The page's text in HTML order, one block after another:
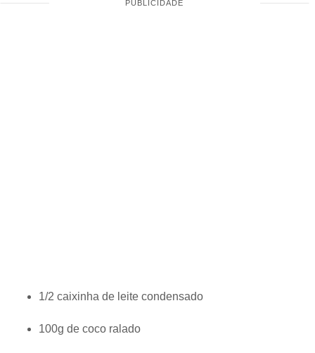
1/2 caixinha de leite condensado
100g de coco ralado